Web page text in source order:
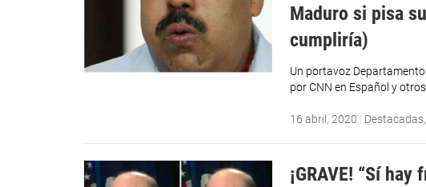
Maduro si pisa
cumpliría)
Un portavoz
por CNN en Español y
16 abril, 2020 | Destacadas,
¡GRAVE! “Sí